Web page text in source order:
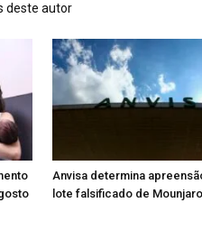
deste autor
Anvisa determina
lote falsificado de Mounjaro